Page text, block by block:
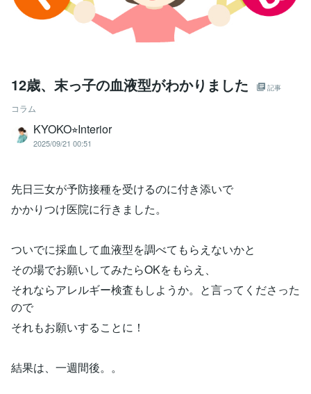
12歳、末っ子の血液型がわかりました 記事
コラム
KYOKO⭐︎Interior
2025/09/21 00:51
先日三女が予防接種を受けるのに付き添いで
かかりつけ医院に行きました。
ついでに採血して血液型を調べてもらえないかと
その場でお願いしてみたらOKをもらえ、
それならアレルギー検査もしようか。と言ってくださった
ので
それもお願いすることに！
結果は、一週間後。。